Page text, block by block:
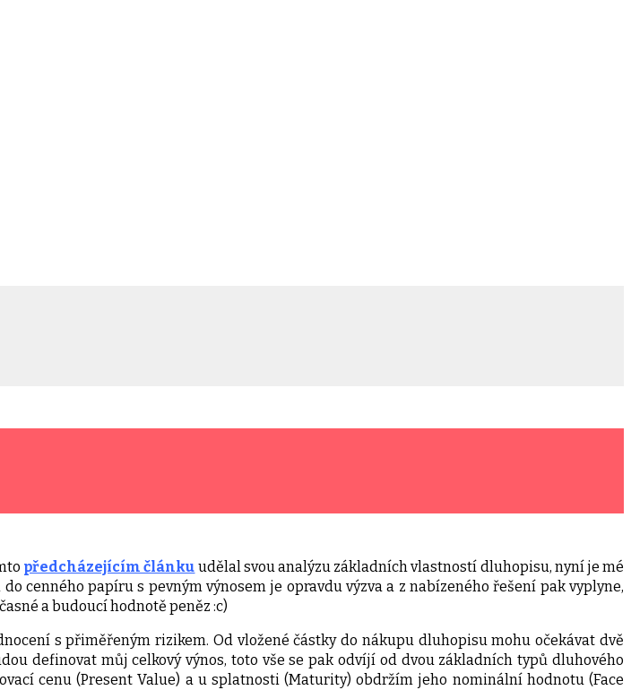
předcházejícím článku udělal svou analýzu základních vlastností dluhopisu, nyní je mé
cenného papíru s pevným výnosem je opravdu výzva a z nabízeného řešení pak vyplyne,
a budoucí hodnotě peněz :c)
s přiměřeným rizikem. Od vložené částky do nákupu dluhopisu mohu očekávat dvě
definovat můj celkový výnos, toto vše se pak odvíjí od dvou základních typů dluhového
cenu (Present Value) a u splatnosti (Maturity) obdržím jeho nominální hodnotu (Face